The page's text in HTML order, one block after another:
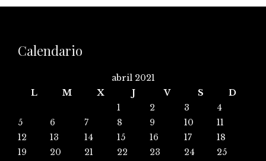
Calendario
abril 2021
L
M X J V S
D
1
2 3
4
5
6 7 8 9 10
11
12
13 14 15 16 17
18
19
20 21 22 23 24
25